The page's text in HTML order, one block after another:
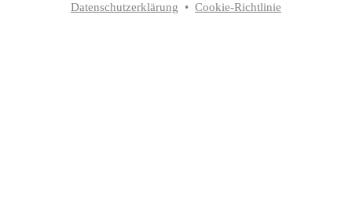
Datenschutzerklärung • Cookie-Richtlinie